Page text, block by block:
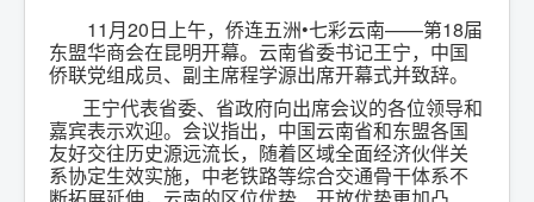
11月20日上午，侨连五洲•七彩云南——第18届
东盟华商会在昆明开幕。云南省委书记王宁，中国
侨联党组成员、副主席程学源出席开幕式并致辞。
王宁代表省委、省政府向出席会议的各位领导和
嘉宾表示欢迎。会议指出，中国云南省和东盟各国
友好交往历史源远流长，随着区域全面经济伙伴关
系协定生效实施，中老铁路等综合交通骨干体系不